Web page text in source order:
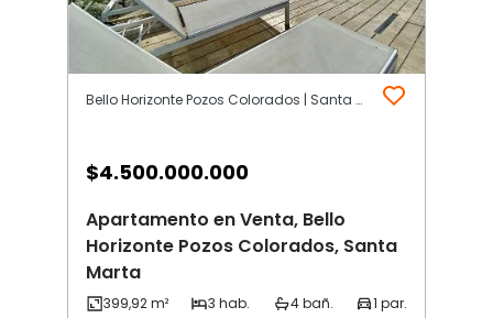
Bello Horizonte Pozos Colorados | Santa Marta
$4.500.000.000
Apartamento en Venta, Bello
Horizonte Pozos Colorados, Santa
Marta